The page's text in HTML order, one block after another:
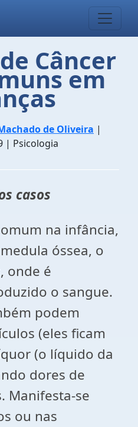
Câncer
em
de Oliveira |
| Psicologia
casos
na infância,
óssea, o
onde é
o sangue.
podem
(eles ficam
(o líquido da
dores de
Manifesta-se
ou nas